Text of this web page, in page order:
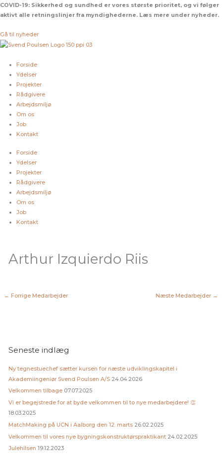
Gå
til
COVID-19: Sikkerhed og sundhed er vores største prioritet, og vi følger
aktivt alle retningslinjer fra myndighederne. Læs mere under nyheder.
Gå til nyheder
Forside
Ydelser
Projekter
Rådgivere
Arbejdsmiljø
Om os
Job
Kontakt
Forside
Ydelser
Projekter
Rådgivere
Arbejdsmiljø
Om os
Job
Kontakt
Arthur Izquierdo Riis
← Forrige Medarbejder Næste Medarbejder →
Seneste indlæg
Ny tegnestuechef sætter kursen for næste udviklingskapitel i
Akademiingeniør Svend Poulsen A/S 24.04.2026
Velkommen tilbage 07.07.2025
Vi er begejstrede for at byde velkommen til to nye medarbejdere! 👏
18.03.2025
MatchMaking på UCN i Aalborg den 12. marts 26.02.2025
Velkommen til vores nye bygningskonstruktørspraktikant 24.02.2025
Julehilsen 19.12.2023